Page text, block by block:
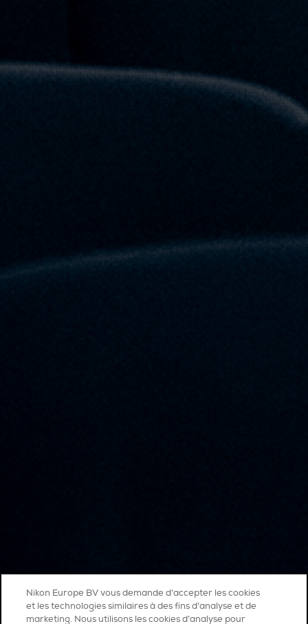
Nikon Europe BV vous demande d'accepter les cookies
et les technologies similaires à des fins d'analyse et de
marketing. Nous utilisons les cookies d’analyse pour